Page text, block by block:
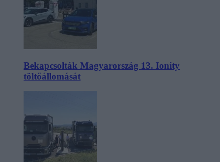
Bekapcsolták Magyarország 13. Ionity
töltőállomását